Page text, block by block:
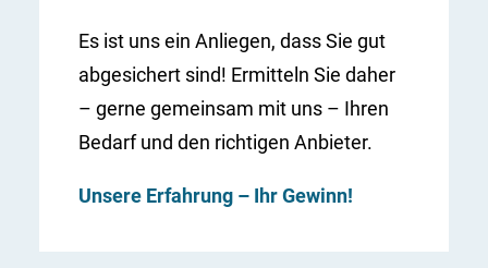
Es ist uns ein Anliegen, dass Sie gut
abgesichert sind! Ermitteln Sie daher
– gerne gemeinsam mit uns – Ihren
Bedarf und den richtigen Anbieter.
Unsere Erfahrung – Ihr Gewinn!